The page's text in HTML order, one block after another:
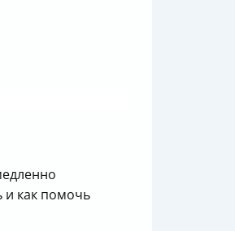
и как помочь